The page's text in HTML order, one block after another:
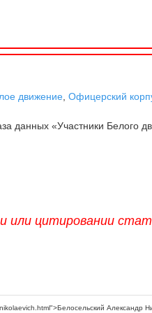
движение ,Офицерский
данных «Участники Белого
или цитировании